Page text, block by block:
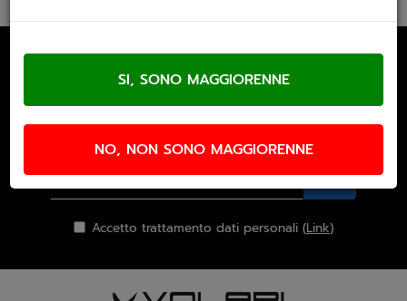
Email Newsletter
Iscriviti gratuitamente alla nostra
newsletter
Accetto trattamento dati personali (Link)
NO, NON SONO MAGGIORENNE